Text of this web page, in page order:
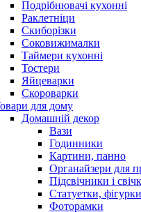
Подрібнювачі кухонні
Раклетніци
Скиборізки
Соковижималки
Таймери кухонні
Тостери
Яйцеварки
Скороварки
для дому
Домашній декор
Вази
Годинники
Картини, панно
Органайзери для
Підсвічники і
Статуетки, фігурки
Фоторамки